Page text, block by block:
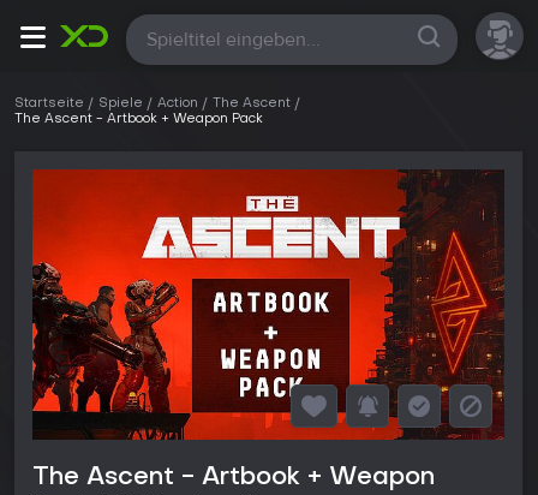
Alle
Startseite Spiele Action
The Ascent
The Ascent - Artbook + Weapon Pack
The Ascent - Artbook + Weapon